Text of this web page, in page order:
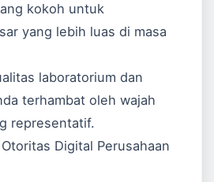
kokoh untuk
yang lebih luas di masa
laboratorium dan
terhambat oleh wajah
representatif.
Digital Perusahaan